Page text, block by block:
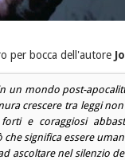
per bocca dell'autore
mondo post-
crescere tra leggi
e coraggiosi
significa essere
ascoltare nel silenzio